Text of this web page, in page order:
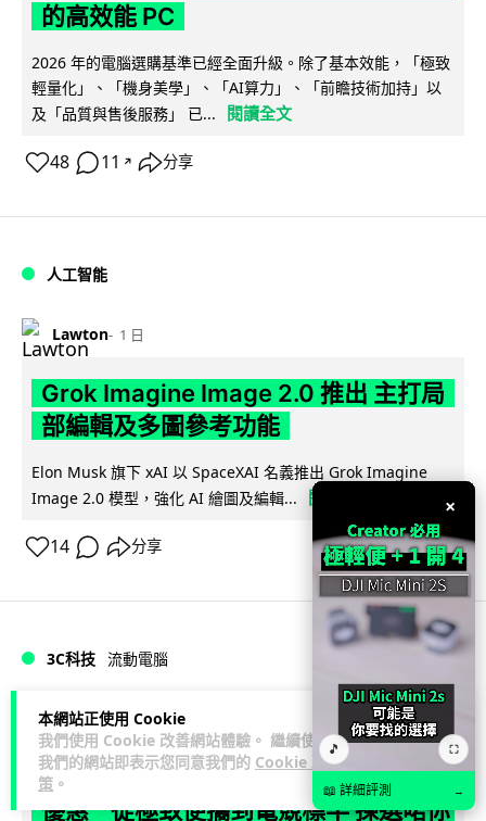
本網站正使用 Cookie
我們使用 Cookie 改善網站體驗。 繼續使用
我們的網站即表示您同意我們的 Cookie 政
策 。
的高效能 PC
2026 年的電腦選購基準已經全面升級。除了基本效能，「極致
輕量化」、「機身美學」、「AI算力」、「前瞻技術加持」以
及「品質與售後服務」 已...
閱讀全文
48 11 ↗ 分享
人工智能
Lawton 1 日
Grok Imagine Image 2.0 推出 主打局
部編輯及多圖參考功能
Elon Musk 旗下 xAI 以 SpaceXAI 名義推出 Grok Imagine
Image 2.0 模型，強化 AI 繪圖及編輯...
閱讀全文
14 分享
3C科技 流動電腦
Lawton 2 日
2026 買電腦新趨勢公開！ 如何享最多
優惠 從極致便攜到電競標竿 揀選啱你
×
🎵 ⛶
📖 詳細評測 →